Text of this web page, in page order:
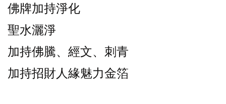
佛牌加持淨化
聖水灑淨
加持佛騰、經文、刺青
加持招財人緣魅力金箔